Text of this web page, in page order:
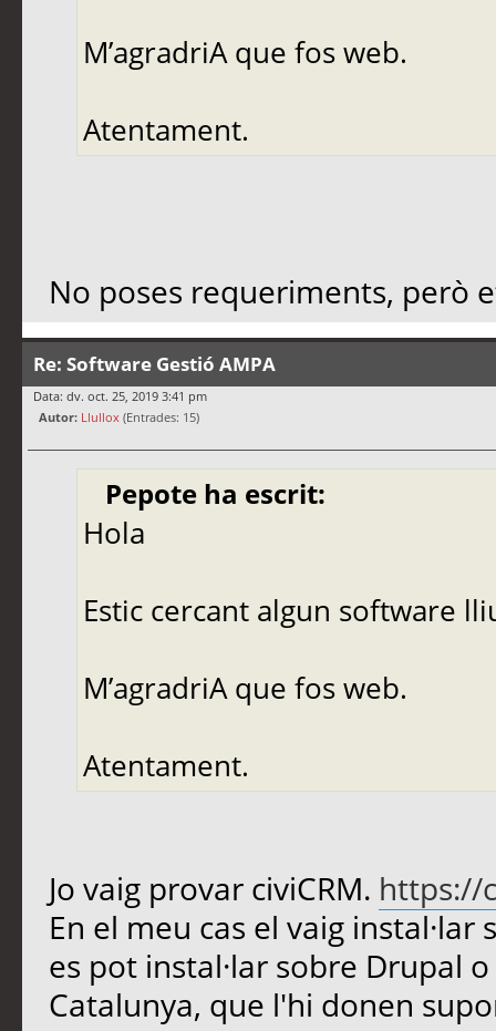
M’agradriA que fos web.
Atentament.
No poses requeriments, però
Re: Software Gestió AMPA
Data: dv. oct. 25, 2019 3:41 pm
Autor: Llullox (Entrades: 15)
Pepote ha escrit:
Hola
Estic cercant algun software
M’agradriA que fos web.
Atentament.
Jo vaig provar civiCRM. https://
En el meu cas el vaig
es pot instal·lar sobre Drupal
Catalunya, que l'hi donen